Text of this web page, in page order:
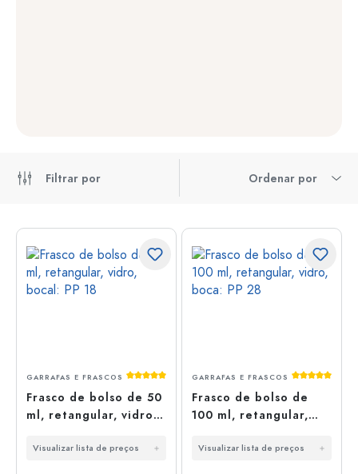
Filtrar por Ordenar por
Classificação média de 5 de 5 estrelas
GARRAFAS E FRASCOS
Frasco de bolso de 50
ml, retangular, vidro,
Visualizar lista de preços
GARRAFAS E FRASCOS
Frasco de bolso de
100 ml, retangular,
Visualizar lista de preços